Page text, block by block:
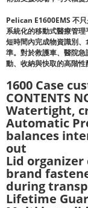
Pelican E1600EMS 不
系統化的移動式醫療管
短時間內完成物資識別
準。對於救護車、醫院
動、收納與快取的高階性
1600 Case
CONTENTS
Watertight,
Automatic
balances
out
Lid organizer
brand
during
Lifetime